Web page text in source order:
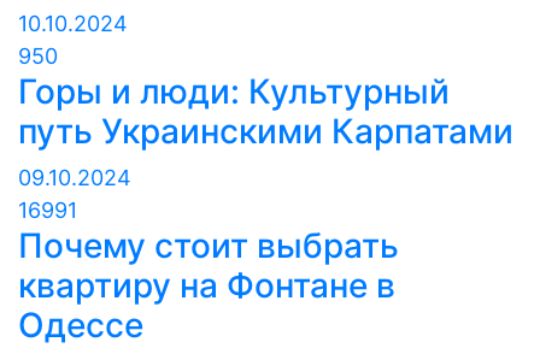
10.10.2024
950
Горы и люди: Культурный
путь Украинскими Карпатами
09.10.2024
16991
Почему стоит выбрать
квартиру на Фонтане в
Одессе